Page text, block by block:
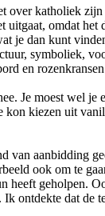
over katholiek
uitgaat, omdat
je dan kunt
symboliek,
en
Je moest wel je
kon kiezen uit
van aanbidding
ook om te
heeft geholpen.
ontdekte dat de